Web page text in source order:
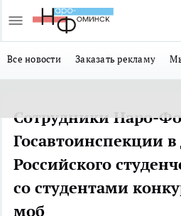
Все новости Заказать рекламу
Сотрудники Наро-
Госавтоинспекции в
Российского
со студентами
моб